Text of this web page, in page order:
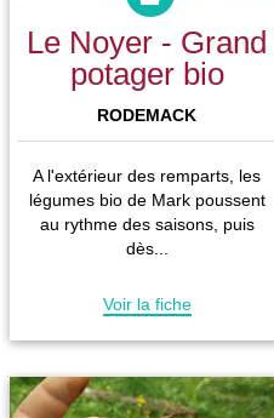
Le Noyer - Grand
potager bio
RODEMACK
A l'extérieur des remparts, les
légumes bio de Mark poussent
au rythme des saisons, puis
dès...
Voir la fiche